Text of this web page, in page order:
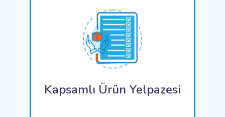
Kapsamlı Ürün Yelpazesi
ConiaSoft, Muhasebe ve eEntegratör'den Bulut
Depolama ve Sunucu Barındırmaya kadar geniş
bir yelpazede yazılım çözümleri sunarak tüm BT
ihtiyaçlarının tek bir çatı altında kullanıcılarına
sorunsuz ve sonsuz hizmet sunması.